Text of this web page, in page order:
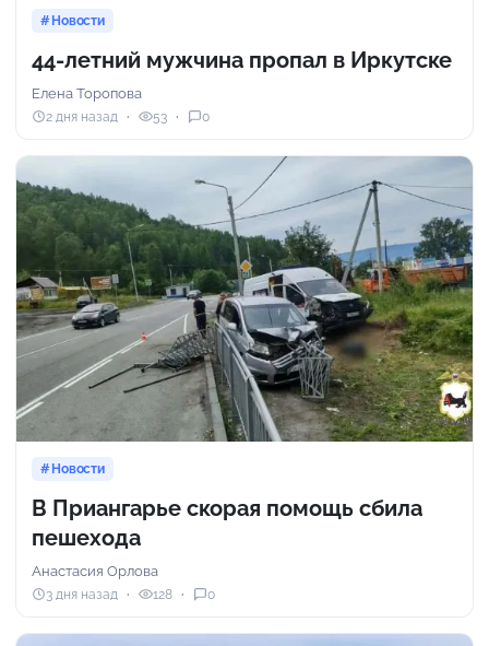
Новости
44-летний мужчина пропал в Иркутске
Елена Торопова
2 дня назад 53 0
Новости
В Приангарье скорая помощь сбила
пешехода
Анастасия Орлова
3 дня назад 128 0